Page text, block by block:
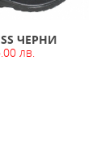
ЧЕРНИ
лв.